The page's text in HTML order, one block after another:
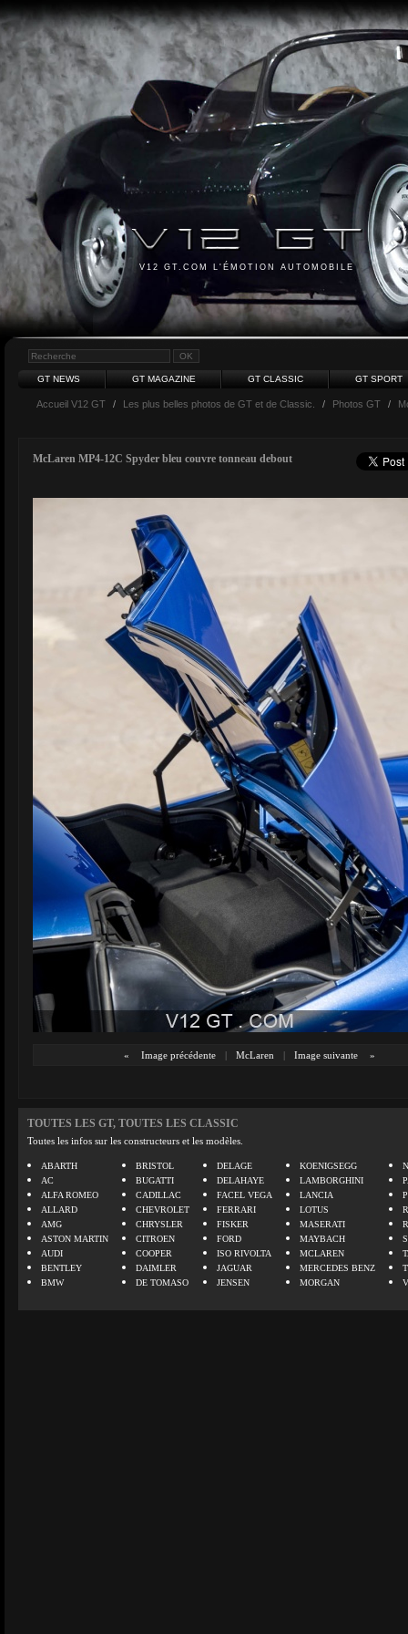
V12 GT.COM L'ÉMOTION AUTOMOBILE
GT NEWS GT MAGAZINE GT CLASSIC GT SPORT
Accueil V12 GT / Les plus belles photos de GT et de Classic. / Photos GT /
McLaren MP4-12C Spyder bleu couvre tonneau debout
« Image précédente | McLaren | Image suivante »
TOUTES LES GT, TOUTES LES CLASSIC
Toutes les infos sur les constructeurs et les modèles.
ABARTH
AC
ALFA ROMEO
ALLARD
AMG
ASTON MARTIN
AUDI
BENTLEY
BMW
BRISTOL
BUGATTI
CADILLAC
CHEVROLET
CHRYSLER
CITROEN
COOPER
DAIMLER
DE TOMASO
DELAGE
DELAHAYE
FACEL VEGA
FERRARI
FISKER
FORD
ISO RIVOLTA
JAGUAR
JENSEN
KOENIGSEGG
LAMBORGHINI
LANCIA
LOTUS
MASERATI
MAYBACH
MCLAREN
MERCEDES BENZ
MORGAN